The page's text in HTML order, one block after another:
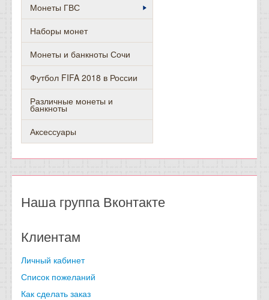
Монеты ГВС
Наборы монет
Монеты и банкноты Сочи
Футбол FIFA 2018 в России
Различные монеты и
банкноты
Аксессуары
Наша группа Вконтакте
Клиентам
Личный кабинет
Список пожеланий
Как сделать заказ